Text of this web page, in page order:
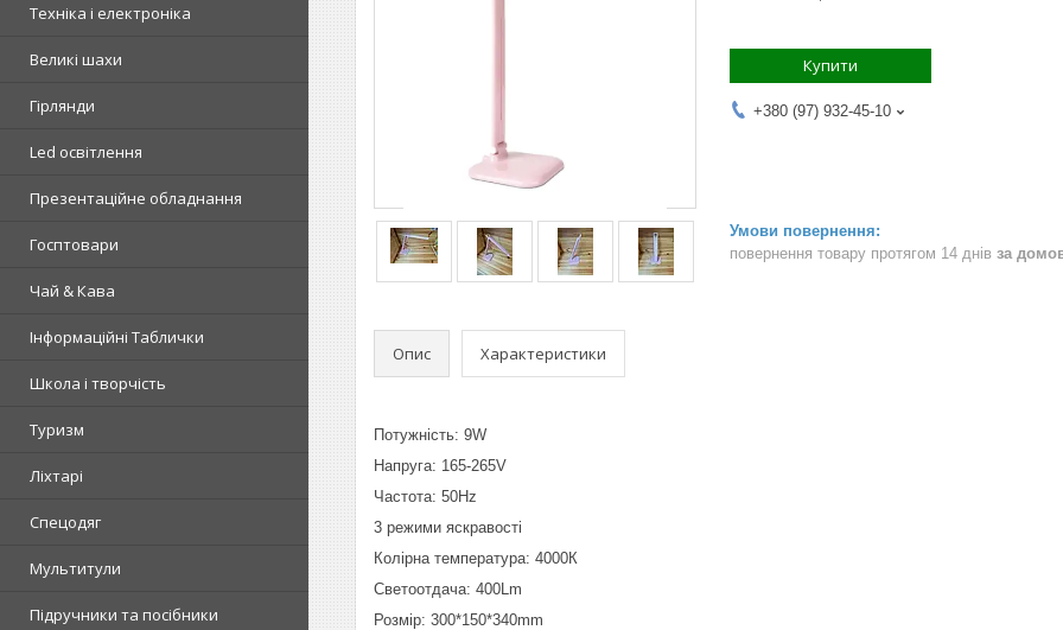
Техніка і електроніка
Великі шахи
Гірлянди
Led освітлення
Презентаційне обладнання
Госптовари
Чай & Кава
Інформаційні Таблички
Школа і творчість
Туризм
Ліхтарі
Спецодяг
Мультитули
Підручники та посібники
Купити
+380 (97) 932-45-10
повернення товару протягом 14 днів за
Опис Характеристики
Потужність: 9W
Напруга: 165-265V
Частота: 50Hz
3 режими яскравості
Колірна температура: 4000К
Светоотдача: 400Lm
Розмір: 300*150*340mm